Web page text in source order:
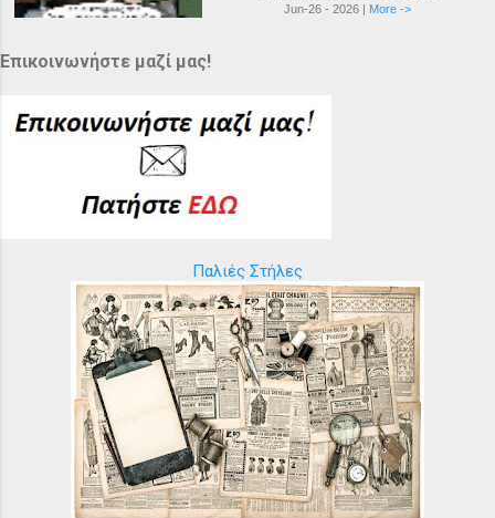
Jun-26 - 2026 | More ->
Επικοινωνήστε μαζί μας!
Παλιές Στήλες